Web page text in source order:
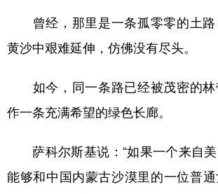
曾经，那里是一条孤零零的土路
黄沙中艰难延伸，仿佛没有尽头。
如今，同一条路已经被茂密的林
作一条充满希望的绿色长廊。
萨科尔斯基说：“如果一个来自美
能够和中国内蒙古沙漠里的一位普